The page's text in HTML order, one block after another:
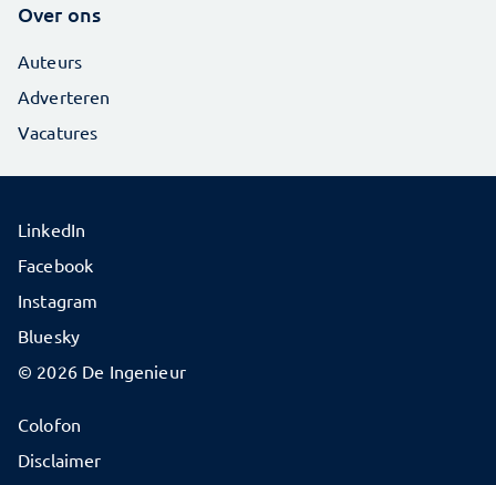
Over ons
Auteurs
Adverteren
Vacatures
© 2026 De Ingenieur
Colofon
Disclaimer
LinkedIn
Facebook
Instagram
Bluesky